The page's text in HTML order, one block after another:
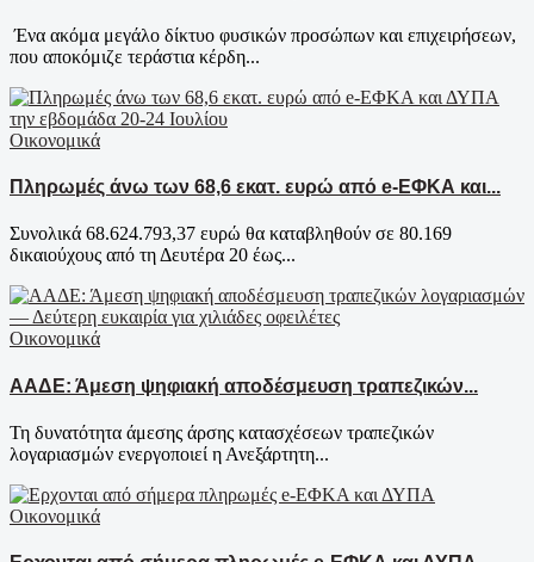
Ένα ακόμα μεγάλο δίκτυο φυσικών προσώπων και επιχειρήσεων,
που αποκόμιζε τεράστια κέρδη...
Οικονομικά
Πληρωμές άνω των 68,6 εκατ. ευρώ από e-ΕΦΚΑ και...
Συνολικά 68.624.793,37 ευρώ θα καταβληθούν σε 80.169
δικαιούχους από τη Δευτέρα 20 έως...
Οικονομικά
ΑΑΔΕ: Άμεση ψηφιακή αποδέσμευση τραπεζικών...
Τη δυνατότητα άμεσης άρσης κατασχέσεων τραπεζικών
λογαριασμών ενεργοποιεί η Ανεξάρτητη...
Οικονομικά